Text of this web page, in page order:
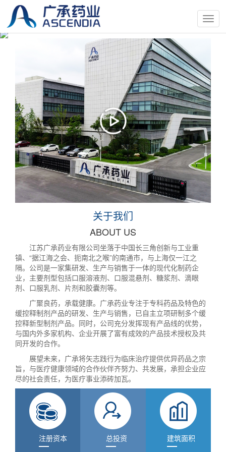
按
钮
关于我们
ABOUT US
江苏广承药业有限公司坐落于中国长三角创新与工业重
镇、“据江海之会、扼南北之喉”的南通市，与上海仅一江之
隔。公司是一家集研发、生产与销售于一体的现代化制药企
业，主要剂型包括口服溶液剂、口服混悬剂、糖浆剂、滴眼
剂、口服乳剂、片剂和胶囊剂等。
广聚良药，承载健康。广承药业专注于专科药品及特色的
缓控释制剂产品的研发、生产与销售，已自主立项研制多个缓
控释新型制剂产品。同时，公司充分发挥现有产品线的优势，
与国内外多家机构、企业开展了富有成效的产品技术授权及共
同开发的合作。
展望未来，广承将矢志践行为临床治疗提供优异药品之宗
旨，与医疗健康领域的合作伙伴齐努力、共发展，承担企业应
尽的社会责任，为医疗事业添砖加瓦。
注册资本
总投资
建筑面积